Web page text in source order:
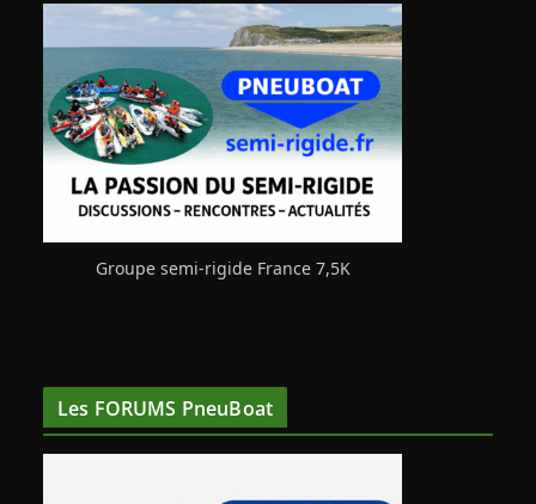
Groupe semi-rigide France 7,5K
Les FORUMS PneuBoat